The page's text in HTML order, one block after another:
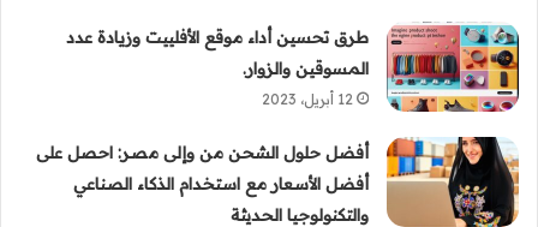
طرق تحسين أداء موقع الأفلييت وزيادة عدد
المسوقين والزوار.
12 أبريل، 2023
أفضل حلول الشحن من وإلى مصر: احصل على
أفضل الأسعار مع استخدام الذكاء الصناعي
والتكنولوجيا الحديثة